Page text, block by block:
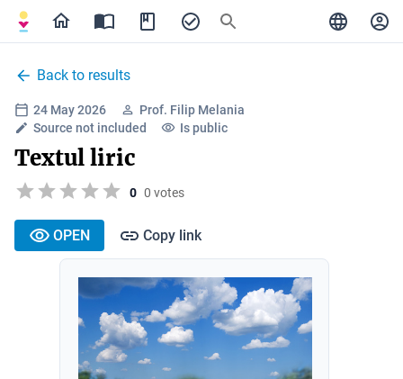
Back to results
24 May 2026
Prof. Filip Melania
Source not included
Is public
Textul liric
0 0 votes
OPEN Copy link